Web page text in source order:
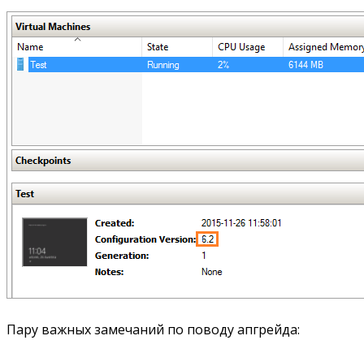
Пару важных замечаний по поводу апгрейда: